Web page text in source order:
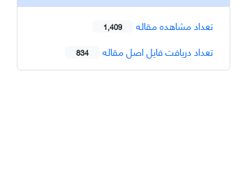
تعداد مشاهده مقاله 1,409
تعداد دریافت فایل اصل مقاله 834